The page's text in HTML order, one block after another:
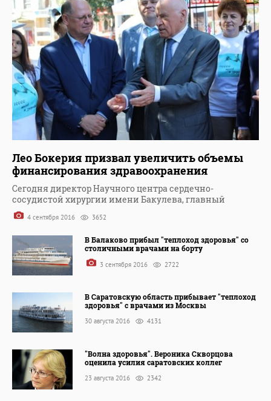
Лео Бокерия призвал увеличить объемы
финансирования здравоохранения
Сегодня директор Научного центра сердечно-
сосудистой хирургии имени Бакулева, главный
4 сентября 2016 3652
В Балаково прибыл "теплоход здоровья" со
столичными врачами на борту
3 сентября 2016 2722
В Саратовскую область прибывает "теплоход
здоровья" с врачами из Москвы
30 августа 2016 4131
"Волна здоровья". Вероника Скворцова
оценила усилия саратовских коллег
23 августа 2016 2342